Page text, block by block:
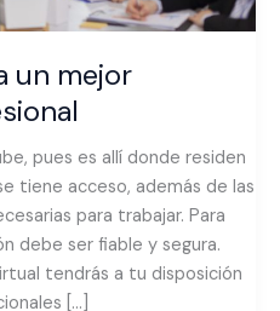
un mejor
pues es allí donde residen
tiene acceso, además de las
para trabajar. Para
debe ser fiable y segura.
tendrás a tu disposición
[…]